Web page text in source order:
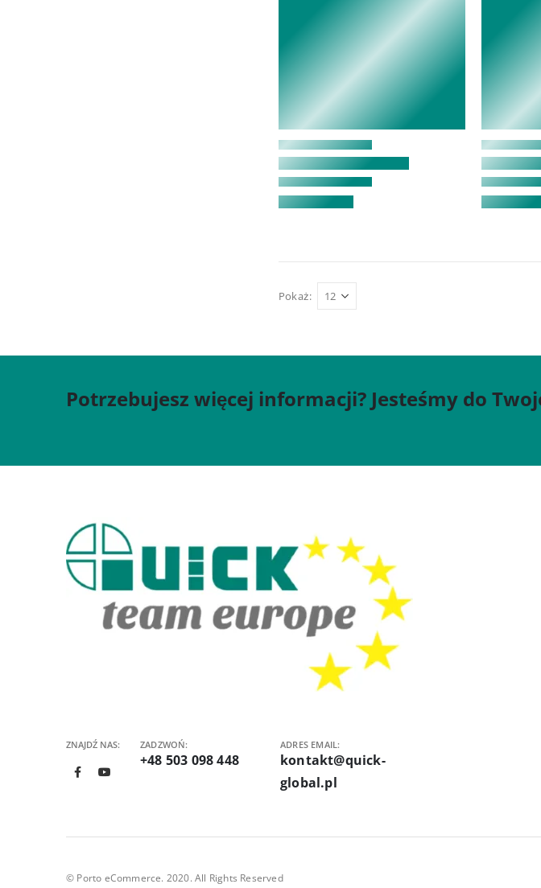
Pokaż:
Potrzebujesz więcej informacji? Jesteśmy do
ZNAJDŹ NAS: ZADZWOŃ:
+48 503 098 448
ADRES EMAIL:
kontakt@quick-
global.pl
© Porto eCommerce. 2020. All Rights Reserved